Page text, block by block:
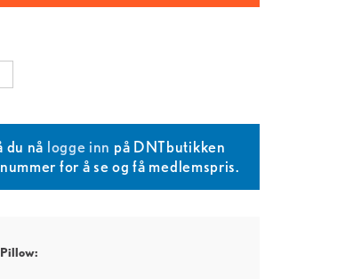
du nå logge inn på DNTbutikken
for å se og få medlemspris.